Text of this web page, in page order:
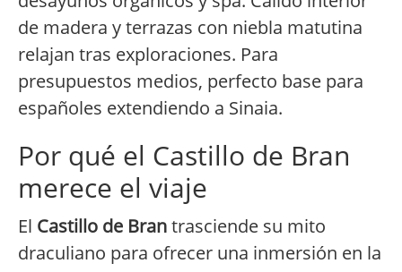
de madera y terrazas con niebla matutina
relajan tras exploraciones. Para
presupuestos medios, perfecto base para
españoles extendiendo a Sinaia.
Por qué el Castillo de Bran
merece el viaje
El Castillo de Brantrasciende su mito
draculiano para ofrecer una inmersión en la